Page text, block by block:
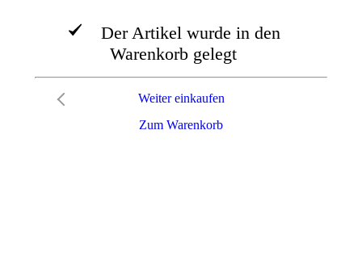
Der Artikel wurde in den
Warenkorb gelegt
Zum Warenkorb
Weiter einkaufen